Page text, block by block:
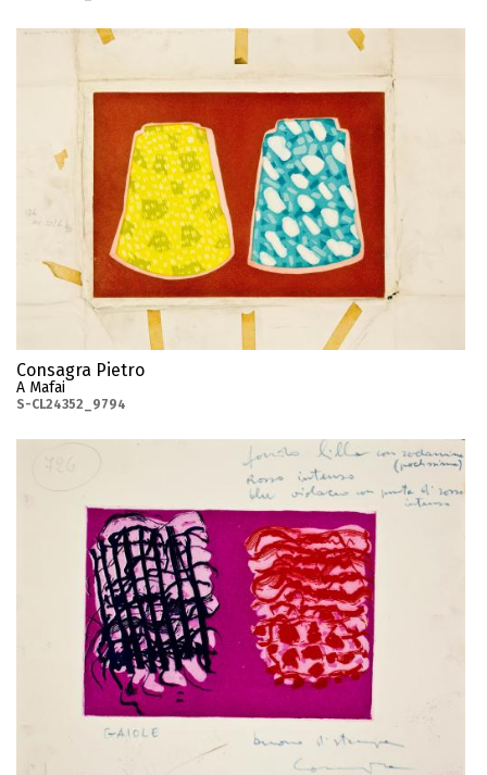
Consagra Pietro
A Mafai
S-CL24352_9794